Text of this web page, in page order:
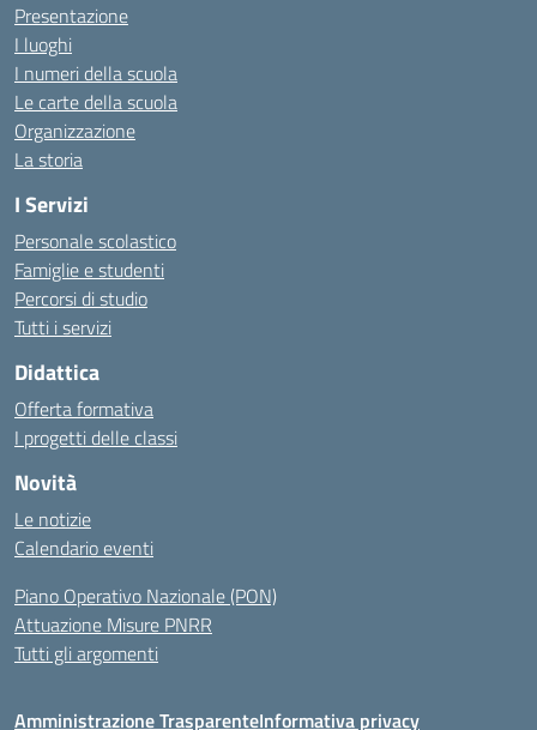
Presentazione
I luoghi
I numeri della scuola
Le carte della scuola
Organizzazione
La storia
I Servizi
Personale scolastico
Famiglie e studenti
Percorsi di studio
Tutti i servizi
Didattica
Offerta formativa
I progetti delle classi
Novità
Le notizie
Calendario eventi
Piano Operativo Nazionale (PON)
Attuazione Misure PNRR
Tutti gli argomenti
Amministrazione TrasparenteInformativa privacy